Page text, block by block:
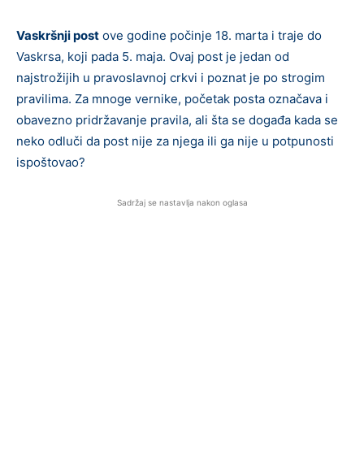
Vaskršnji post ove godine počinje 18. marta i traje do
Vaskrsa, koji pada 5. maja. Ovaj post je jedan od
najstrožijih u pravoslavnoj crkvi i poznat je po strogim
pravilima. Za mnoge vernike, početak posta označava i
obavezno pridržavanje pravila, ali šta se događa kada se
neko odluči da post nije za njega ili ga nije u potpunosti
ispoštovao?
Sadržaj se nastavlja nakon oglasa